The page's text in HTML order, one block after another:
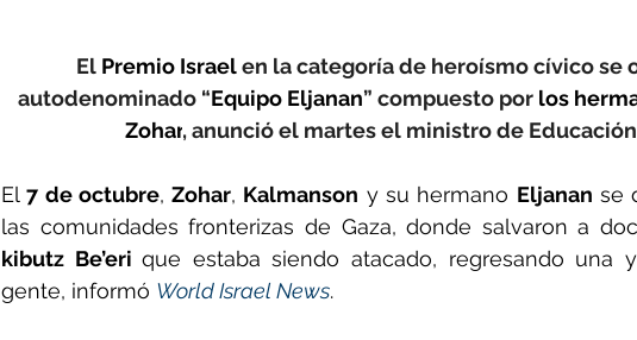
El Premio Israel en la categoría de heroísmo cívico se
autodenominado “Equipo Eljanan” compuesto por los
Zohar, anunció el martes el ministro de
El 7 de octubre, Zohar, Kalmanson y su hermano Eljanan se
kibutz Be’eri que estaba siendo atacado, regresando una
gente, informó World Israel News.